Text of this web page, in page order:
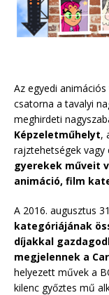
Az egyedi
csatorna a tavalyi
meghirdeti
Képzeletműhelyt,
rajztehetségek vagy
gyerekek műveit
animáció, film
A 2016. augusztus
kategóriájának
díjakkal
megjelennek a
helyezett művek a
kilenc győztes mű